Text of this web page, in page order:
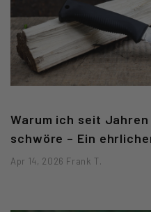
Warum ich seit
schwöre – Ein
Apr 14, 2026 Frank T.